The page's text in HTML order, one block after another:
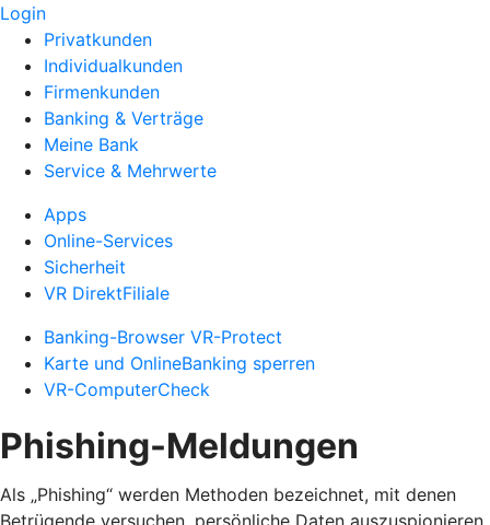
Login
Privatkunden
Individualkunden
Firmenkunden
Banking & Verträge
Meine Bank
Service & Mehrwerte
Apps
Online-Services
Sicherheit
VR DirektFiliale
Banking-Browser VR-Protect
Karte und OnlineBanking sperren
VR-ComputerCheck
Phishing-Meldungen
Als „Phishing“ werden Methoden bezeichnet, mit denen
Betrügende versuchen, persönliche Daten auszuspionieren